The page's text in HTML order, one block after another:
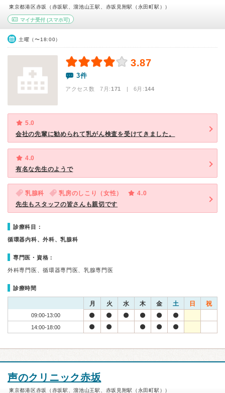
東京都港区赤坂（赤坂駅、溜池山王駅、赤坂見附駅（永田町駅））
マイナ受付 (スマホ可)
土曜（〜18:00）
3.87
3件
アクセス数 7月:171 | 6月:144
5.0
会社の先輩に勧められて乳がん検査を受けてきました。
4.0
有名な先生のようで
乳腺科 乳房のしこり（女性）
4.0
先生もスタッフの皆さんも親切です
診療科目：
循環器内科、外科、乳腺科
専門医・資格：
外科専門医、循環器専門医、乳腺専門医
診療時間
月 火 水 木 金 土 日 祝
09:00-13:00
14:00-18:00
声のクリニック赤坂
東京都港区赤坂（赤坂駅、溜池山王駅、赤坂見附駅（永田町駅））